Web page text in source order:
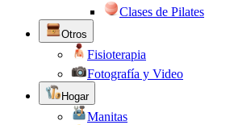
Clases de Pilates
Otros
Fisioterapia
Fotografía y Video
Hogar
Manitas